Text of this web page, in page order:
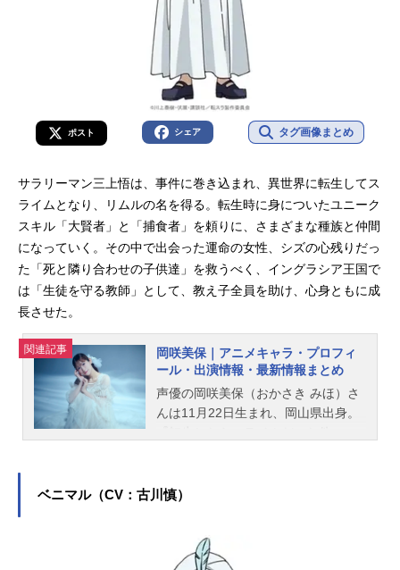
ポスト シェア タグ画像まとめ
サラリーマン三上悟は、事件に巻き込まれ、異世界に転生してス
ライムとなり、リムルの名を得る。転生時に身についたユニーク
スキル「大賢者」と「捕食者」を頼りに、さまざまな種族と仲間
になっていく。その中で出会った運命の女性、シズの心残りだっ
た「死と隣り合わせの子供達」を救うべく、イングラシア王国で
は「生徒を守る教師」として、教え子全員を助け、心身ともに成
長させた。
関連記事
岡咲美保｜アニメキャラ・プロフィ
ール・出演情報・最新情報まとめ
声優の岡咲美保（おかさき みほ）さ
んは11月22日生まれ、岡山県出身。
してしまった…』のメアリ・ハント
保さんのオススメ記事をご紹介！
ベニマル（CV：古川慎）